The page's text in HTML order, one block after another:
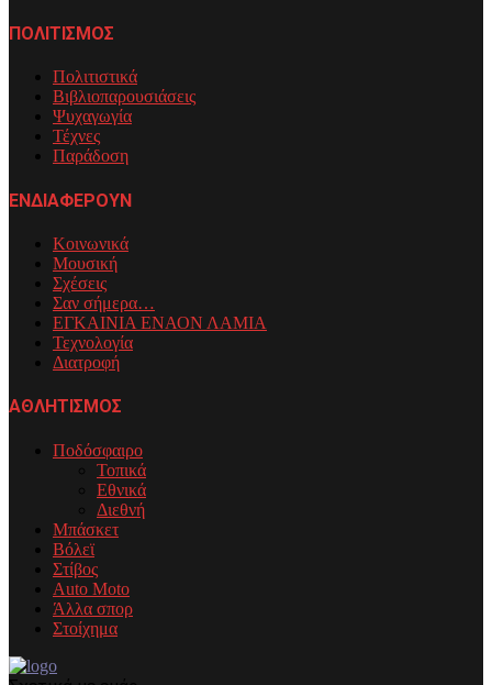
ΠΟΛΙΤΙΣΜΟΣ
Πολιτιστικά
Βιβλιοπαρουσιάσεις
Ψυχαγωγία
Τέχνες
Παράδοση
ΕΝΔΙΑΦΕΡΟΥΝ
Κοινωνικά
Μουσική
Σχέσεις
Σαν σήμερα…
ΕΓΚΑΙΝΙΑ ΕΝΑΟΝ ΛΑΜΙΑ
Τεχνολογία
Διατροφή
ΑΘΛΗΤΙΣΜΟΣ
Ποδόσφαιρο
Τοπικά
Εθνικά
Διεθνή
Μπάσκετ
Βόλεϊ
Στίβος
Auto Moto
Άλλα σπορ
Στοίχημα